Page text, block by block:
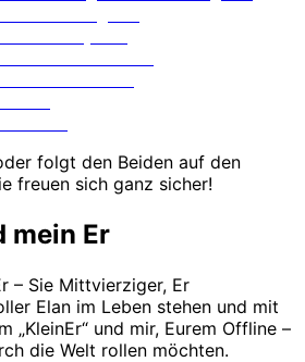
folgt den Beiden auf den
freuen sich ganz sicher!
mein Er
– Sie Mittvierziger, Er
Elan im Leben stehen und mit
„KleinEr“ und mir, Eurem Offline –
die Welt rollen möchten.